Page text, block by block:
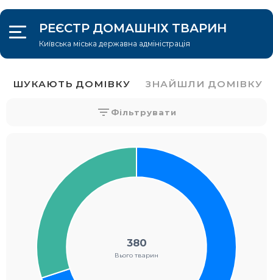
РЕЄСТР ДОМАШНІХ ТВАРИН
Київська міська державна адміністрація
ШУКАЮТЬ ДОМІВКУ ЗНАЙШЛИ ДОМІВКУ
Фільтрувати
380
Вього тварин